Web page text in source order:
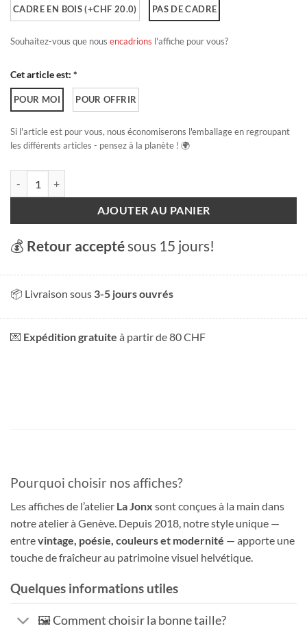
CADRE EN BOIS (+CHF 20.0) PAS DE CADRE
Souhaitez-vous que nous encadrions l'affiche pour vous?
Cet article est: *
POUR MOI POUR OFFRIR
Si l'article est pour vous, nous économiserons l'emballage en regroupant
les différents articles - pensez à la planète ! 🌍
AJOUTER AU PANIER
💰 Retour acceptésous 15 jours!
📦 Livraison sous 3-5 jours ouvrés
💌 Expédition gratuite à partir de 80 CHF
Pourquoi choisir nos affiches?
Les affiches de l’atelier La Jonx sont conçues à la main dans
notre atelier à Genève. Depuis 2018, notre style unique —
entrevintage, poésie, couleurs et modernité — apporte une
touche de fraîcheur au patrimoine visuel helvétique.
Quelques informations utiles
🖼️ Comment choisir la bonne taille?